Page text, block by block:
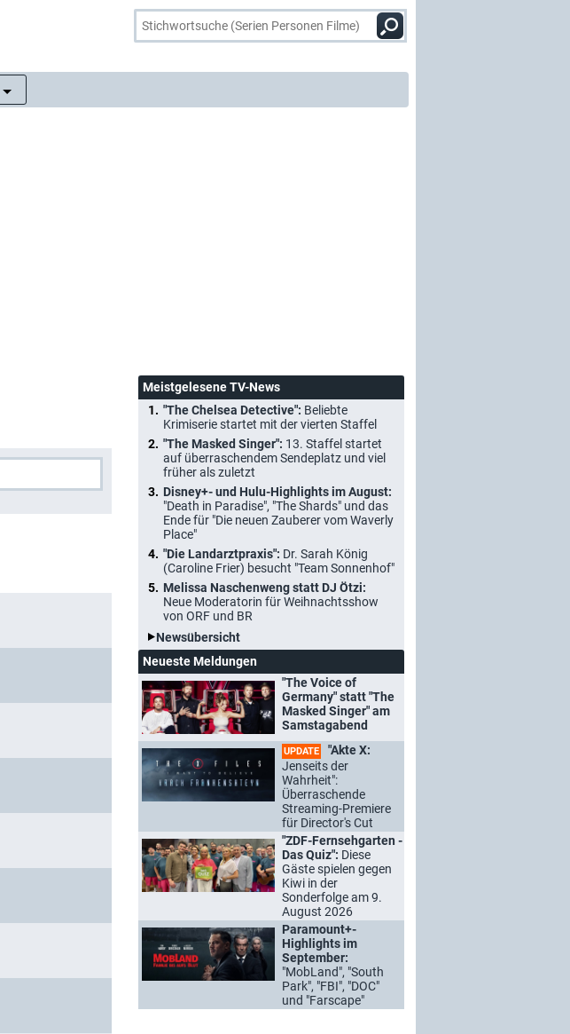
Meistgelesene TV-News
"The Chelsea Detective": Beliebte
Krimiserie startet mit der vierten Staffel
"The Masked Singer": 13. Staffel startet
auf überraschendem Sendeplatz und viel
früher als zuletzt
Disney+- und Hulu-Highlights im August:
"Death in Paradise", "The Shards" und das
Ende für "Die neuen Zauberer vom Waverly
Place"
"Die Landarztpraxis": Dr. Sarah König
(Caroline Frier) besucht "Team Sonnenhof"
Melissa Naschenweng statt DJ Ötzi:
Neue Moderatorin für Weihnachtsshow
von ORF und BR
Newsübersicht
Neueste Meldungen
"The Voice of
Germany" statt "The
Masked Singer" am
Samstagabend
UPDATE
"Akte X:
Jenseits der
Wahrheit":
Überraschende
Streaming-Premiere
für Director's Cut
"ZDF-Fernsehgarten -
Das Quiz": Diese
Gäste spielen gegen
Kiwi in der
Sonderfolge am 9.
August 2026
Paramount+-
Highlights im
September:
"MobLand", "South
Park", "FBI", "DOC"
und "Farscape"